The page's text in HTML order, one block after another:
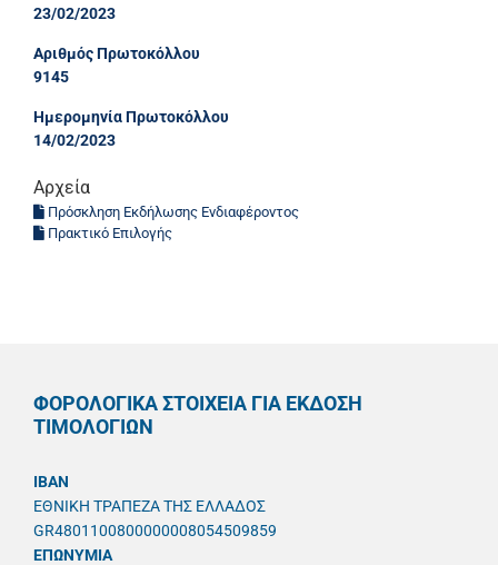
23/02/2023
Αριθμός Πρωτοκόλλου
9145
Ημερομηνία Πρωτοκόλλου
14/02/2023
Αρχεία
Πρόσκληση Εκδήλωσης Ενδιαφέροντος
Πρακτικό Επιλογής
ΦΟΡΟΛΟΓΙΚΑ ΣΤΟΙΧΕΙΑ ΓΙΑ ΕΚΔΟΣΗ
ΤΙΜΟΛΟΓΙΩΝ
IBAN
ΕΘΝΙΚΗ ΤΡΑΠΕΖΑ ΤΗΣ ΕΛΛΑΔΟΣ
GR4801100800000008054509859
ΕΠΩΝΥΜΙΑ